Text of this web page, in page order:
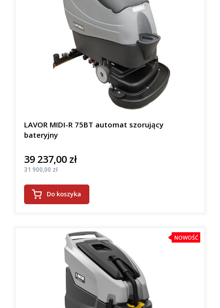
LAVOR MIDI-R 75BT automat szorujący
bateryjny
Cena
39 237,00 zł
Cena
31 900,00 zł
Do koszyka
NOWOŚĆ